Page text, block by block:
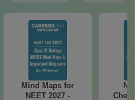
Mind Maps for
NEET 2027 -